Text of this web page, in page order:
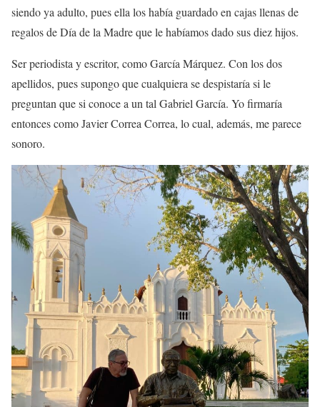
siendo ya adulto, pues ella los había guardado en cajas llenas de
regalos de Día de la Madre que le habíamos dado sus diez hijos.
Ser periodista y escritor, como García Márquez. Con los dos
apellidos, pues supongo que cualquiera se despistaría si le
preguntan que si conoce a un tal Gabriel García. Yo firmaría
entonces como Javier Correa Correa, lo cual, además, me parece
sonoro.